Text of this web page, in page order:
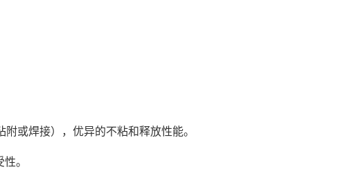
或焊接），优异的不粘和释放性能。
。